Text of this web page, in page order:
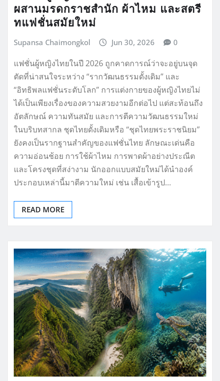
ผสานมรดกราชสำนัก ผ้าไหม และสตรี
ทแฟชั่นสมัยใหม่
Supansa Chaimongkol Jun 30, 2026 0
แฟชั่นผู้หญิงไทยในปี 2026 ถูกคาดการณ์ว่าจะอยู่บนจุด
ตัดที่น่าสนใจระหว่าง “รากวัฒนธรรมดั้งเดิม” และ
“อิทธิพลแฟชั่นระดับโลก” การแต่งกายของผู้หญิงไทยไม่
ได้เป็นเพียงเรื่องของความสวยงามอีกต่อไป แต่สะท้อนถึง
อัตลักษณ์ ความทันสมัย และการตีความวัฒนธรรมใหม่
ในบริบทสากล ชุดไทยดั้งเดิมหรือ “ชุดไทยพระราชนิยม”
ยังคงเป็นรากฐานสำคัญของแฟชั่นไทย ลักษณะเด่นคือ
ความอ่อนช้อย การใช้ผ้าไหม การพาดผ้าอย่างประณีต
และโครงชุดที่สง่างาม นักออกแบบสมัยใหม่ได้นำองค์
ประกอบเหล่านี้มาตีความใหม่ เช่น เสื้อเข้ารูป…
READ MORE